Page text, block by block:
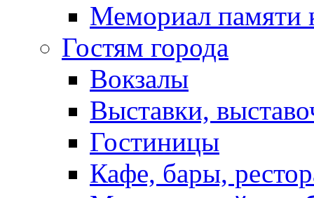
Мемориал памяти
Гостям города
Вокзалы
Выставки,
Гостиницы
Кафе, бары,